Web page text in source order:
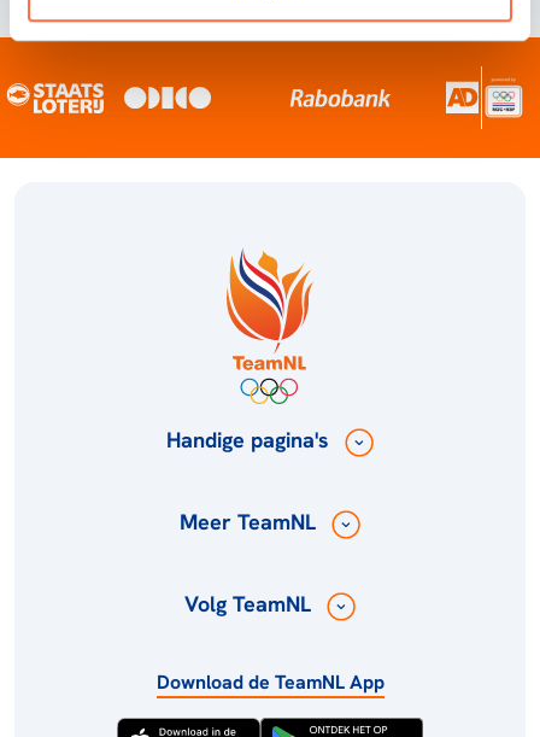
Handige pagina's
Meer TeamNL
Volg TeamNL
Download de TeamNL App